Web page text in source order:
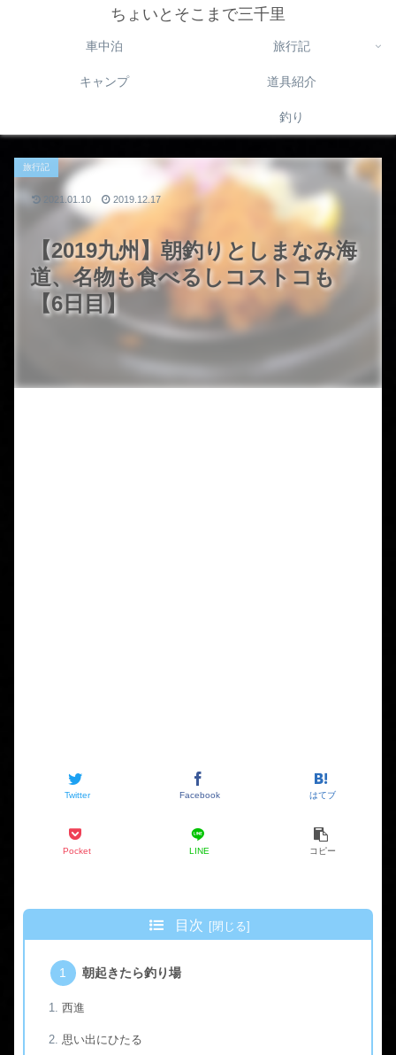
ちょいとそこまで三千里
車中泊 旅行記
キャンプ 道具紹介
釣り
【2019九州】朝釣りとしまなみ海
道、名物も食べるしコストコも
【6日目】
旅行記
Twitter Facebook はてブ
Pocket LINE コピー
2021.01.10 2019.12.17
目次
朝起きたら釣り場
西進
思い出にひたる